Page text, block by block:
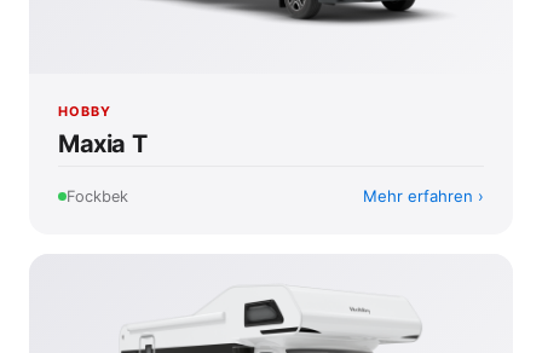
HOBBY
Maxia T
Fockbek Mehr erfahren